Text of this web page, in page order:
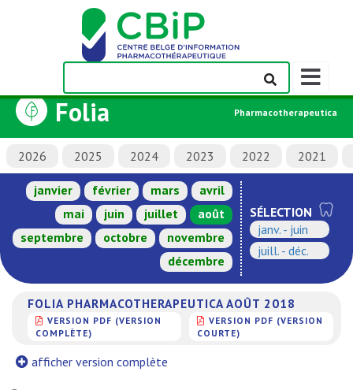
Afficher/
la
de
navigation
Folia Pharmacotherapeutica
2026 2025 2024 2023 2022 2021
janvier février mars
avril
mai
juin juillet
août
septembre
octobre
novembre
décembre
SÉLECTION
janv. - juin
juill. - déc.
FOLIA PHARMACOTHERAPEUTICA AOÛT 2018
VERSION PDF (VERSION
COMPLÈTE)
VERSION PDF (VERSION
COURTE)
afficher version complète